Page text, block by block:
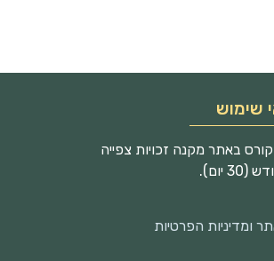
שימוש
באתר מקנה זכויות צפייה
יום).
ומדיניות הפרטיות